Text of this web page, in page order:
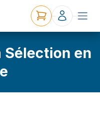
Sélection en